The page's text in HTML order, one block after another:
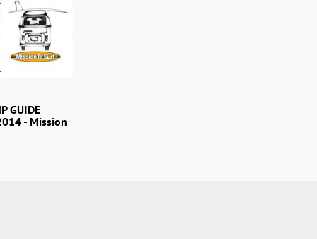
GUIDE
- Mission